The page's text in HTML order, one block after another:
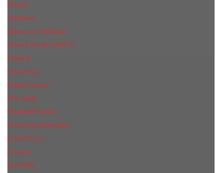
Diesel
Diptyque
Дольче & Габбана
Donna Karan (DKNY)
Dupont
Eisenberg
Еsteе Lаudеr
Elie Saab
Elizabeth Arden
Escentric Molecules
Emilio Pucci
Escada
Ex Nihilo